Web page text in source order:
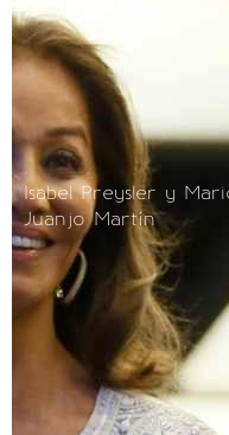
Isabel Preysler y
Juanjo Martín